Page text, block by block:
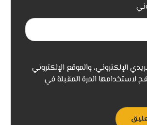
الإلكتروني، والموقع الإلكتروني
لاستخدامها المرة المقبلة في